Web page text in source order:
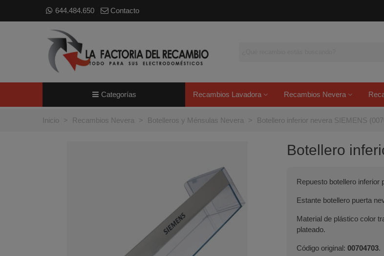
644.484.650 Contacto
Categorías Recambios Lavadora Recambios Nevera
Inicio > Recambios Nevera > Botelleros y Ménsulas Nevera > Botellero inferior nevera SIEMENS
Botellero
Repuesto botellero inferior
Estante botellero puerta
Material de plástico color
plateado.
Código original: 00704703.